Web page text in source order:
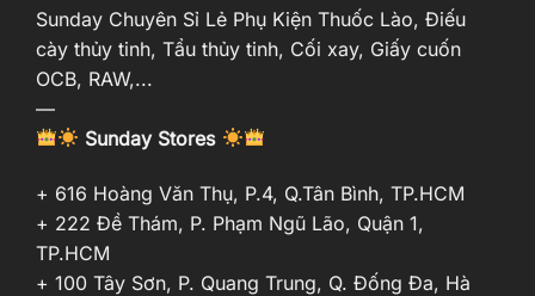
Sunday Chuyên Sỉ Lẻ Phụ Kiện Thuốc Lào, Điếu
cày thủy tinh, Tẩu thủy tinh, Cối xay, Giấy cuốn
OCB, RAW,...
—
Sunday Stores
+ 616 Hoàng Văn Thụ, P.4, Q.Tân Bình, TP.HCM
+ 222 Đề Thám, P. Phạm Ngũ Lão, Quận 1,
TP.HCM
+ 100 Tây Sơn, P. Quang Trung, Q. Đống Đa, Hà